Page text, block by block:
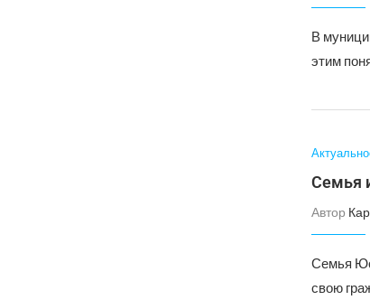
В
этим
Семья
Автор
Семья
свою